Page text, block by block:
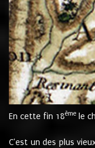
En cette fin 18ème le
C'est un des plus